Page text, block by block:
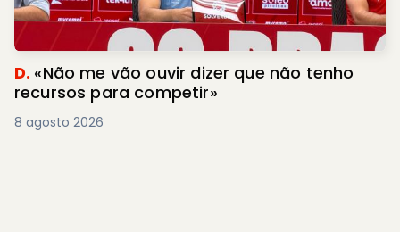
D. «Não me vão ouvir dizer que não tenho
recursos para competir»
8 agosto 2026